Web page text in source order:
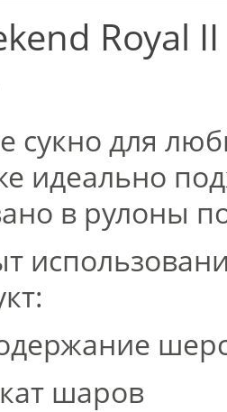
Royal
сукно для
идеально
в рулоны
шаров